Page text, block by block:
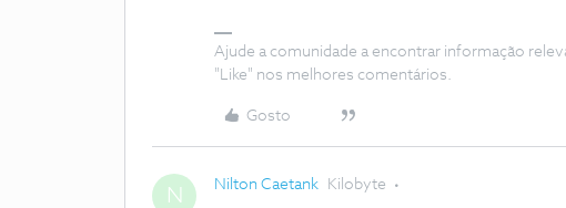
Ajude a comunidade a encontrar informação
"Like" nos melhores comentários.
Gosto
N Nilton Caetank Kilobyte